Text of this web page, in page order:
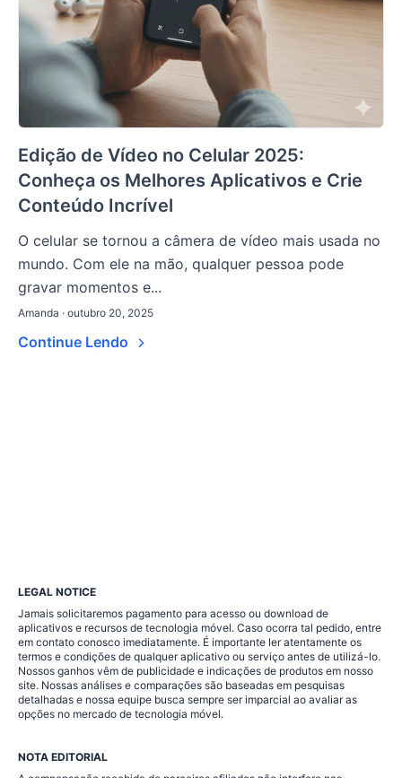
Edição de Vídeo no Celular 2025:
Conheça os Melhores Aplicativos e Crie
Conteúdo Incrível
O celular se tornou a câmera de vídeo mais usada no
mundo. Com ele na mão, qualquer pessoa pode
gravar momentos e...
Amanda · outubro 20, 2025
Continue Lendo
LEGAL NOTICE
Jamais solicitaremos pagamento para acesso ou download de
aplicativos e recursos de tecnologia móvel. Caso ocorra tal pedido, entre
em contato conosco imediatamente. É importante ler atentamente os
termos e condições de qualquer aplicativo ou serviço antes de utilizá-lo.
Nossos ganhos vêm de publicidade e indicações de produtos em nosso
site. Nossas análises e comparações são baseadas em pesquisas
detalhadas e nossa equipe busca sempre ser imparcial ao avaliar as
opções no mercado de tecnologia móvel.
NOTA EDITORIAL